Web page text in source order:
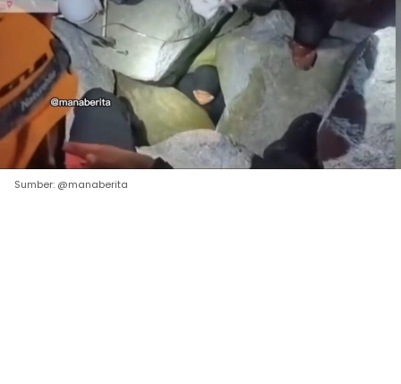
Sumber: @manaberita